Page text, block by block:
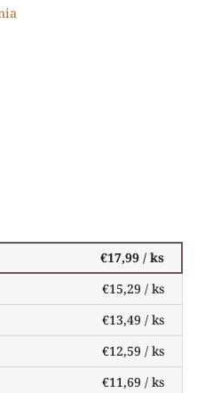
€17,99 / ks
€15,29 / ks
€13,49 / ks
€12,59 / ks
€11,69 / ks